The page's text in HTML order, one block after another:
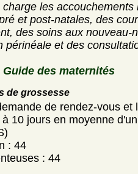
les accouchements
et post-natales, des
des soins aux nouveau-
périnéale et des
Guide des maternités
de grossesse
de rendez-vous et
10 jours en moyenne d'un
: 44
: 44